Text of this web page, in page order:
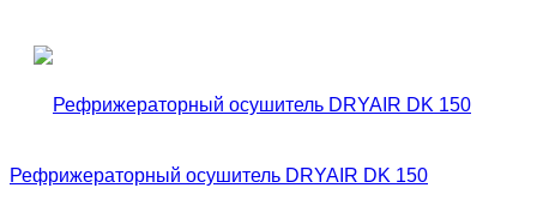
Рефрижераторный осушитель DRYAIR DK 150